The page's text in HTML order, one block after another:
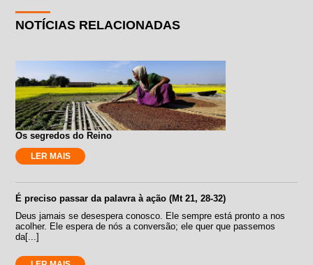
NOTÍCIAS RELACIONADAS
Os segredos do Reino
LER MAIS
É preciso passar da palavra à ação (Mt 21, 28-32)
Deus jamais se desespera conosco. Ele sempre está pronto a nos
acolher. Ele espera de nós a conversão; ele quer que passemos
da[...]